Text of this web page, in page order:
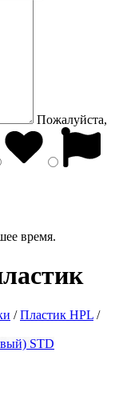
Пожалуйста,
время.
/Пластик HPL /
STD